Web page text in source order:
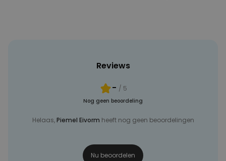
Reviews
- / 5
Nog geen beoordeling
Helaas,Piemel Eivorm heeft nog geen beoordelingen
Nu beoordelen